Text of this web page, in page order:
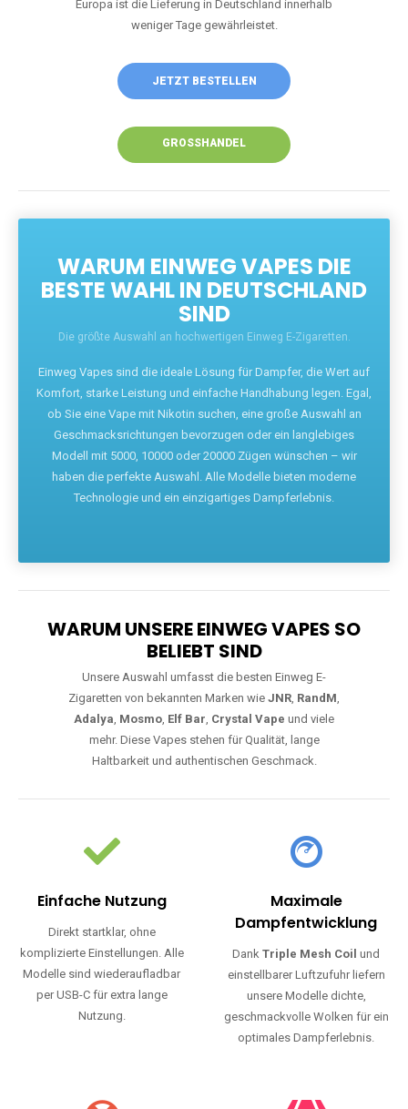
Europa ist die Lieferung in Deutschland innerhalb
weniger Tage gewährleistet.
JETZT BESTELLEN
GROSSHANDEL
WARUM EINWEG VAPES DIE
BESTE WAHL IN DEUTSCHLAND
SIND
Die größte Auswahl an hochwertigen Einweg E-Zigaretten.
Einweg Vapes sind die ideale Lösung für Dampfer, die Wert auf
Komfort, starke Leistung und einfache Handhabung legen. Egal,
ob Sie eine Vape mit Nikotin suchen, eine große Auswahl an
Geschmacksrichtungen bevorzugen oder ein langlebiges
Modell mit 5000, 10000 oder 20000 Zügen wünschen – wir
haben die perfekte Auswahl. Alle Modelle bieten moderne
Technologie und ein einzigartiges Dampferlebnis.
WARUM UNSERE EINWEG VAPES SO
BELIEBT SIND
Unsere Auswahl umfasst die besten Einweg E-
Zigaretten von bekannten Marken wie JNR RandM
Adalya Mosmo Elf Bar Crystal Vape und viele
mehr. Diese Vapes stehen für Qualität, lange
Haltbarkeit und authentischen Geschmack.
Einfache Nutzung
Direkt startklar, ohne
komplizierte Einstellungen. Alle
Modelle sind wiederaufladbar
per USB-C für extra lange
Nutzung.
Maximale
Dampfentwicklung
DankTriple Mesh Coil und
einstellbarer Luftzufuhr liefern
unsere Modelle dichte,
geschmackvolle Wolken für ein
optimales Dampferlebnis.